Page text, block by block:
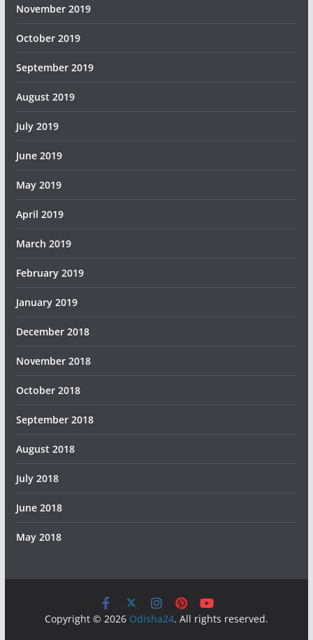
November 2019
October 2019
September 2019
August 2019
July 2019
June 2019
May 2019
April 2019
March 2019
February 2019
January 2019
December 2018
November 2018
October 2018
September 2018
August 2018
July 2018
June 2018
May 2018
Copyright © 2026 Odisha24. All rights reserved.